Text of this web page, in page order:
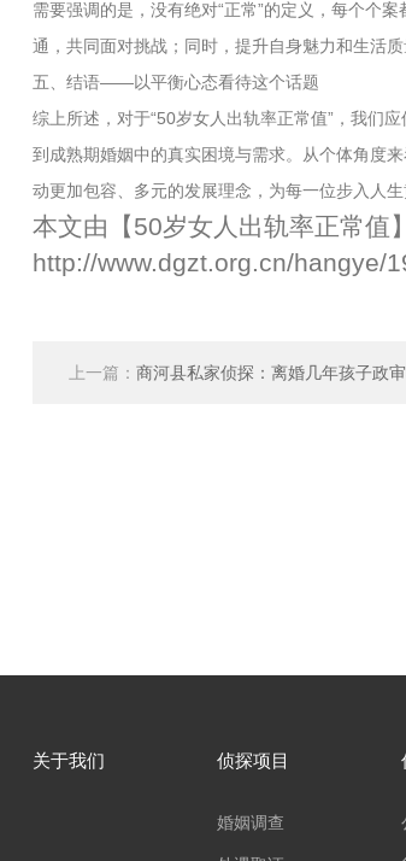
需要强调的是，没有绝对“正常”的定义，每个个
通，共同面对挑战；同时，提升自身魅力和生活质
五、结语——以平衡心态看待这个话题
综上所述，对于“50岁女人出轨率正常值”，我们
到成熟期婚姻中的真实困境与需求。从个体角度
动更加包容、多元的发展理念，为每一位步入人
本文由【50岁女人出轨率正常值
http://www.dgzt.org.cn/hangye/
上一篇： 商河县私家侦探：离婚几年孩子政
关于我们 侦探项目
婚姻调查